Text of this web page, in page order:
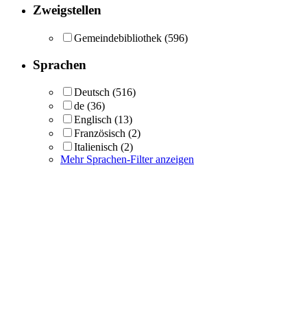
Zweigstellen
Gemeindebibliothek (596)
Sprachen
Deutsch (516)
de (36)
Englisch (13)
Französisch (2)
Italienisch (2)
Mehr Sprachen-Filter anzeigen